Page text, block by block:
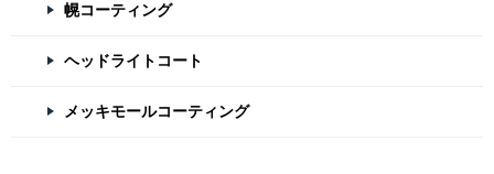
幌コーティング
ヘッドライトコート
メッキモールコーティング